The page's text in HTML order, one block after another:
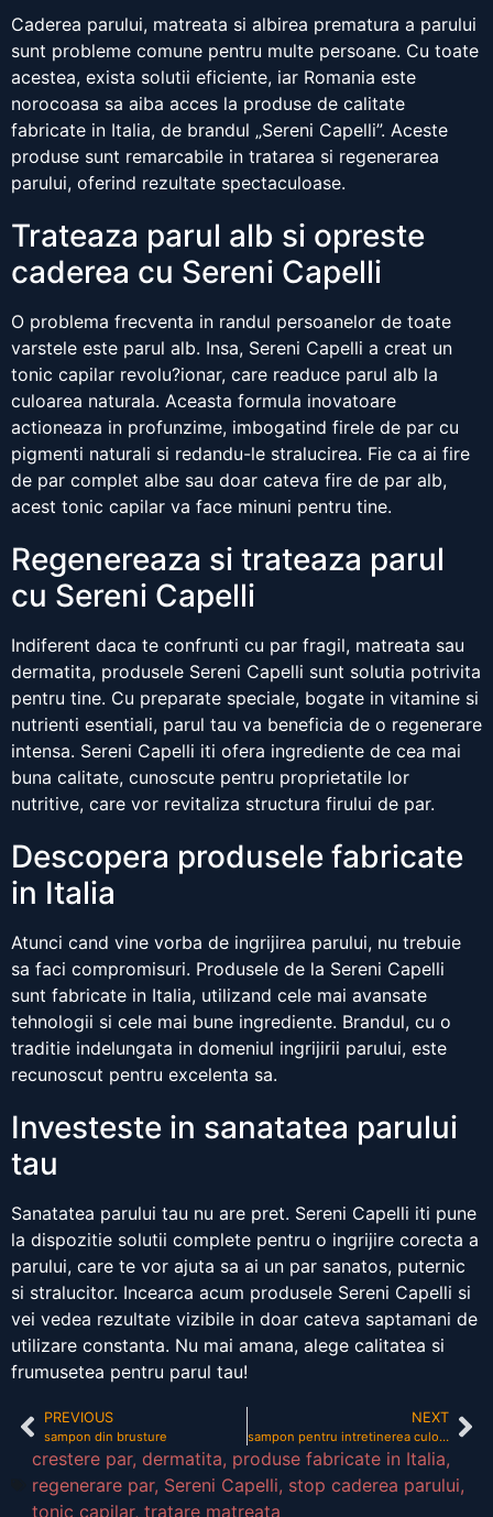
Caderea parului, matreata si albirea prematura a parului
sunt probleme comune pentru multe persoane. Cu toate
acestea, exista solutii eficiente, iar Romania este
norocoasa sa aiba acces la produse de calitate
fabricate in Italia, de brandul „Sereni Capelli”. Aceste
produse sunt remarcabile in tratarea si regenerarea
parului, oferind rezultate spectaculoase.
Trateaza parul alb si opreste
caderea cu Sereni Capelli
O problema frecventa in randul persoanelor de toate
varstele este parul alb. Insa, Sereni Capelli a creat un
tonic capilar revolu?ionar, care readuce parul alb la
culoarea naturala. Aceasta formula inovatoare
actioneaza in profunzime, imbogatind firele de par cu
pigmenti naturali si redandu-le stralucirea. Fie ca ai fire
de par complet albe sau doar cateva fire de par alb,
acest tonic capilar va face minuni pentru tine.
Regenereaza si trateaza parul
cu Sereni Capelli
Indiferent daca te confrunti cu par fragil, matreata sau
dermatita, produsele Sereni Capelli sunt solutia potrivita
pentru tine. Cu preparate speciale, bogate in vitamine si
nutrienti esentiali, parul tau va beneficia de o regenerare
intensa. Sereni Capelli iti ofera ingrediente de cea mai
buna calitate, cunoscute pentru proprietatile lor
nutritive, care vor revitaliza structura firului de par.
Descopera produsele fabricate
in Italia
Atunci cand vine vorba de ingrijirea parului, nu trebuie
sa faci compromisuri. Produsele de la Sereni Capelli
sunt fabricate in Italia, utilizand cele mai avansate
tehnologii si cele mai bune ingrediente. Brandul, cu o
traditie indelungata in domeniul ingrijirii parului, este
recunoscut pentru excelenta sa.
Investeste in sanatatea parului
tau
Sanatatea parului tau nu are pret. Sereni Capelli iti pune
la dispozitie solutii complete pentru o ingrijire corecta a
parului, care te vor ajuta sa ai un par sanatos, puternic
si stralucitor. Incearca acum produsele Sereni Capelli si
vei vedea rezultate vizibile in doar cateva saptamani de
utilizare constanta. Nu mai amana, alege calitatea si
frumusetea pentru parul tau!
PREVIOUS
sampon din brusture
NEXT
sampon pentru intretinerea culorii parului
crestere par, dermatita, produse fabricate in Italia,
regenerare par, Sereni Capelli, stop caderea parului,
tonic capilar, tratare matreata